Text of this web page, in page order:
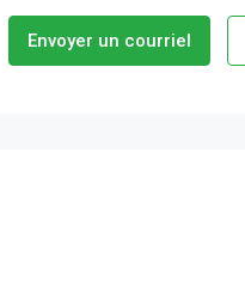
Envoyer un courriel